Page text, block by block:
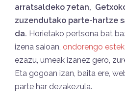
arratsaldeko 7etan,
zuzendutako parte-hartze
da. Horietako pertsona bat
izena saioan, ondorengo
ezazu, umeak izanez gero,
Eta gogoan izan, baita ere,
parte har dezakezula.